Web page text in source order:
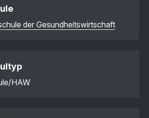
der Gesundheitswirtschaft
HAW